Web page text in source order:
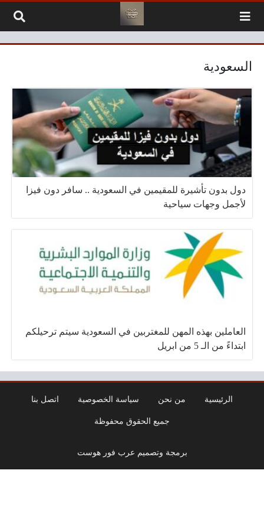
السعودية
دول بدون تأشيرة للمقيمين في السعودية .. سافر دون فيزا
لأجمل وجهات سياحية
العاملين بهذه المهن للمغتربين في السعودية سيتم ترحيلكم
ابتداءً من الـ 5 من ابريل
الرئيسية من نحن سياسة الخصوصية اتصل بنا
جميع الحقوق محفوظة
برمجة وتصميم عرب فور هوست